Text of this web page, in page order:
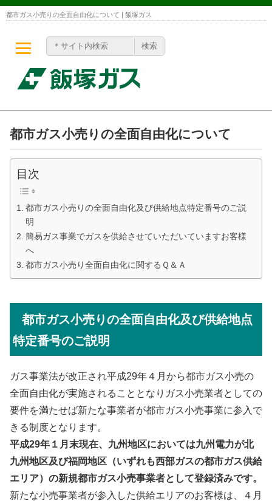
都市ガス小売りの全面自由化について | 飯塚ガス
都市ガス小売りの全面自由化について
目次
都市ガス小売りの全面自由化及び供給地点特定番号のご説
明
簡易ガス事業でガスを供給させていただいていますお客様
へ
都市ガス小売り全面自由化に関するＱ＆Ａ
都市ガス小売りの全面自由化及び供給地点
特定番号のご説明
ガス事業法が改正され平成29年４月から都市ガス小売の
全面自由化が実施されることとなりガス小売業者としての
要件を満たせば新たな事業者が都市ガス小売事業に参入で
きる制度となります。
平成29年１月末現在、九州地区においては九州電力が北
九州地区及び福岡地区（いずれも西部ガスの都市ガス供給
エリア）の新規都市ガス小売事業者として登録済みです。
新たな小売事業者が参入した供給エリアのお客様は、４月